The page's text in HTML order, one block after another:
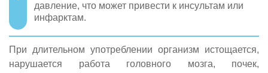
давление, что может привести к инсультам или
инфарктам.
При длительном употреблении организм истощается,
нарушается работа головного мозга, почек,